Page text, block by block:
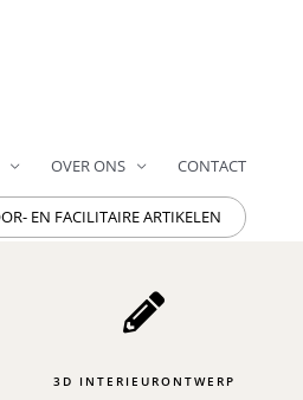
OVER ONS CONTACT
EN FACILITAIRE ARTIKELEN
3D INTERIEURONTWERP